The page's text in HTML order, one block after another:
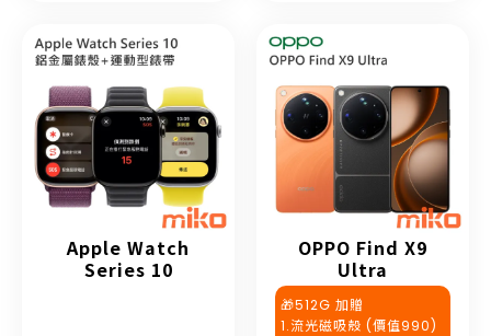
Apple Watch
Series 10
OPPO Find X9
Ultra
🎁512G 加贈
1.流光磁吸殼 (價值990)